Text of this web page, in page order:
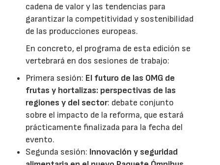
cadena de valor y las tendencias para
garantizar la competitividad y sostenibilidad
de las producciones europeas.
En concreto, el programa de esta edición se
vertebrará en dos sesiones de trabajo:
Primera sesión: El futuro de las OMG de
frutas y hortalizas: perspectivas de las
regiones y del sector: debate conjunto
sobre el impacto de la reforma, que estará
prácticamente finalizada para la fecha del
evento.
Segunda sesión: Innovación y seguridad